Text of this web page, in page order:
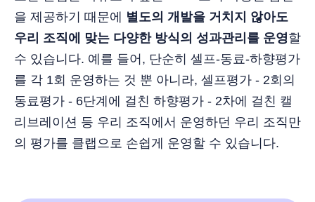
을 제공하기 때문에 별도의 개발을 거치지 않아도
우리 조직에 맞는 다양한 방식의 성과관리를 운영할
수 있습니다. 예를 들어, 단순히 셀프-동료-하향평가
를 각 1회 운영하는 것 뿐 아니라, 셀프평가 - 2회의
동료평가 - 6단계에 걸친 하향평가 - 2차에 걸친 캘
리브레이션 등 우리 조직에서 운영하던 우리 조직만
의 평가를 클랩으로 손쉽게 운영할 수 있습니다.